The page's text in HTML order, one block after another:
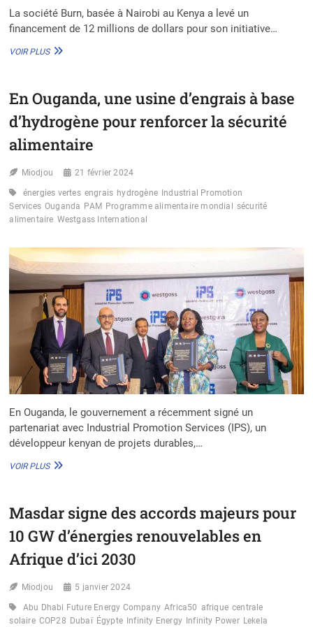
La société Burn, basée à Nairobi au Kenya a levé un
financement de 12 millions de dollars pour son initiative…
VOIR PLUSLA
LÈVE
M$
ÉTENDRE
AUX
ÉCOLOGIQUES
En Ouganda, une usine d’engrais à base
d’hydrogène pour renforcer la sécurité
alimentaire
Miodjou 21 février 2024
énergies vertes engrais hydrogène Industrial Promotion
Services Ouganda PAM Programme alimentaire mondial sécurité
alimentaire Westgass International
En Ouganda, le gouvernement a récemment signé un
partenariat avec Industrial Promotion Services (IPS), un
développeur kenyan de projets durables,…
VOIR PLUSEN
D’ENGRAIS
BASE
D’HYDROGÈNE
POUR
LA
SÉCURITÉ
ALIMENTAIRE
Masdar signe des accords majeurs pour
10 GW d’énergies renouvelables en
Afrique d’ici 2030
Miodjou 5 janvier 2024
Abu Dhabi Future Energy Company Africa50 afrique centrale
solaire COP28 Dubaï Égypte Infinity Energy Infinity Power Lekela